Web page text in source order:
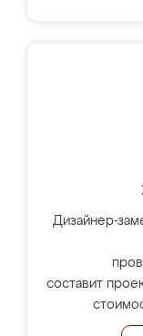
Дизайнер-
составит